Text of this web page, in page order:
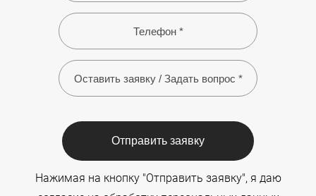
Отправить заявку
Нажимая на кнопку "Отправить заявку", я даю